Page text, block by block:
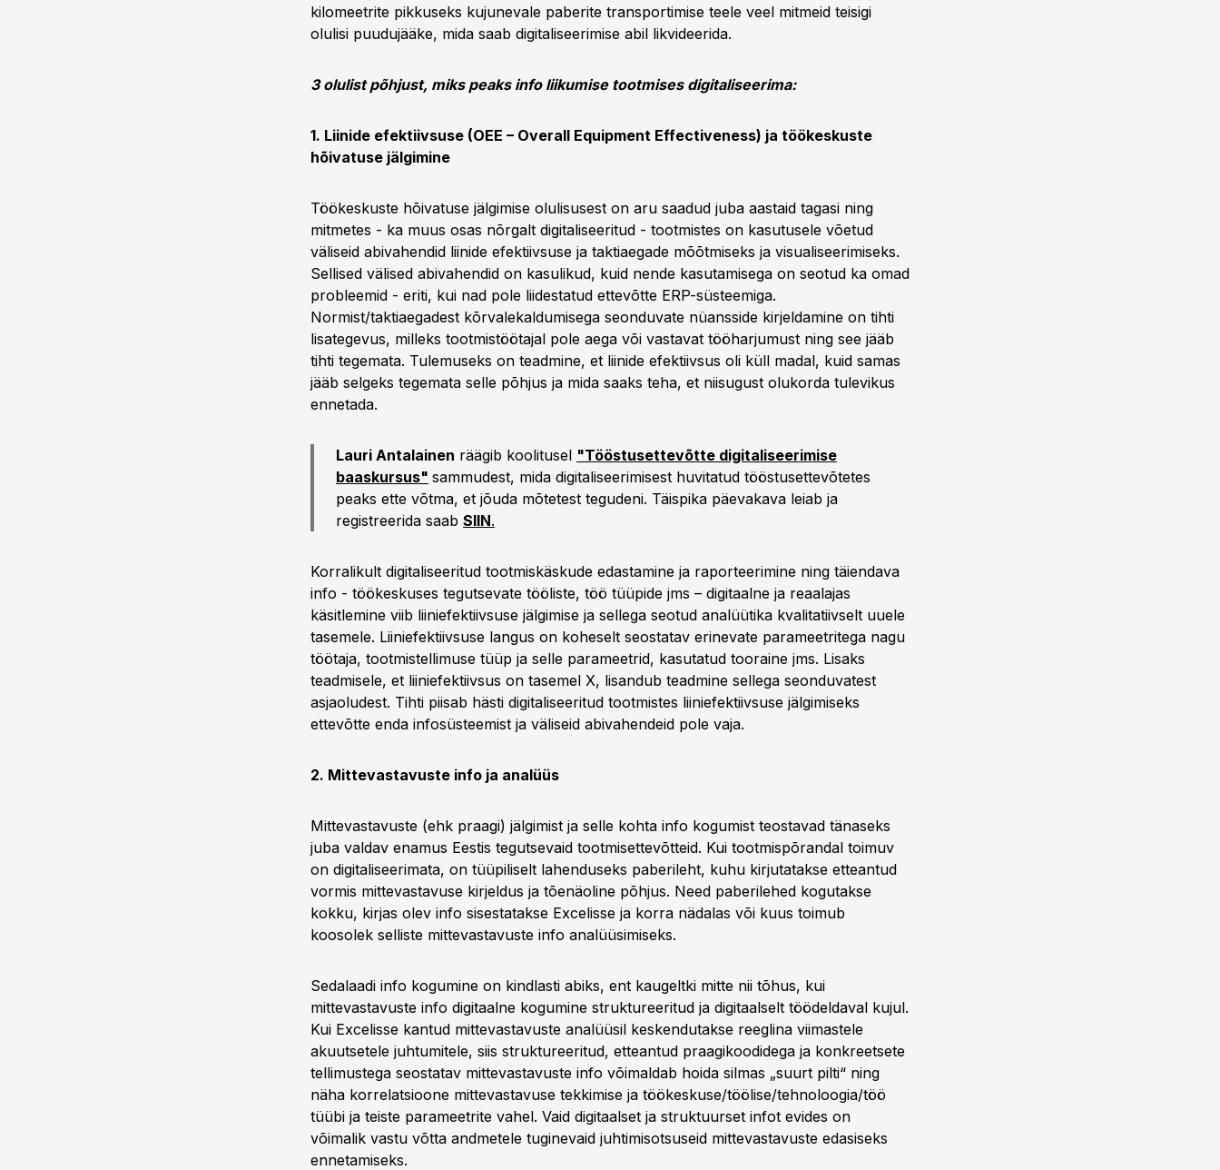
kilomeetrite pikkuseks kujunevale paberite transportimise teele veel mitmeid teisigi
olulisi puudujääke, mida saab digitaliseerimise abil likvideerida.
3 olulist põhjust, miks peaks info liikumise tootmises digitaliseerima:
1. Liinide efektiivsuse (OEE – Overall Equipment Effectiveness) ja töökeskuste
hõivatuse jälgimine
Töökeskuste hõivatuse jälgimise olulisusest on aru saadud juba aastaid tagasi ning
mitmetes - ka muus osas nõrgalt digitaliseeritud - tootmistes on kasutusele võetud
väliseid abivahendid liinide efektiivsuse ja taktiaegade mõõtmiseks ja visualiseerimiseks.
Sellised välised abivahendid on kasulikud, kuid nende kasutamisega on seotud ka omad
probleemid - eriti, kui nad pole liidestatud ettevõtte ERP-süsteemiga.
Normist/taktiaegadest kõrvalekaldumisega seonduvate nüansside kirjeldamine on tihti
lisategevus, milleks tootmistöötajal pole aega või vastavat tööharjumust ning see jääb
tihti tegemata. Tulemuseks on teadmine, et liinide efektiivsus oli küll madal, kuid samas
jääb selgeks tegemata selle põhjus ja mida saaks teha, et niisugust olukorda tulevikus
ennetada.
Lauri Antalainen räägib koolitusel "Tööstusettevõtte digitaliseerimise
baaskursus" sammudest, mida digitaliseerimisest huvitatud tööstusettevõtetes
peaks ette võtma, et jõuda mõtetest tegudeni. Täispika päevakava leiab ja
registreerida saab SIIN.
Korralikult digitaliseeritud tootmiskäskude edastamine ja raporteerimine ning täiendava
info - töökeskuses tegutsevate tööliste, töö tüüpide jms – digitaalne ja reaalajas
käsitlemine viib liiniefektiivsuse jälgimise ja sellega seotud analüütika kvalitatiivselt uuele
tasemele. Liiniefektiivsuse langus on koheselt seostatav erinevate parameetritega nagu
töötaja, tootmistellimuse tüüp ja selle parameetrid, kasutatud tooraine jms. Lisaks
teadmisele, et liiniefektiivsus on tasemel X, lisandub teadmine sellega seonduvatest
asjaoludest. Tihti piisab hästi digitaliseeritud tootmistes liiniefektiivsuse jälgimiseks
ettevõtte enda infosüsteemist ja väliseid abivahendeid pole vaja.
2. Mittevastavuste info ja analüüs
Mittevastavuste (ehk praagi) jälgimist ja selle kohta info kogumist teostavad tänaseks
juba valdav enamus Eestis tegutsevaid tootmisettevõtteid. Kui tootmispõrandal toimuv
on digitaliseerimata, on tüüpiliselt lahenduseks paberileht, kuhu kirjutatakse etteantud
vormis mittevastavuse kirjeldus ja tõenäoline põhjus. Need paberilehed kogutakse
kokku, kirjas olev info sisestatakse Excelisse ja korra nädalas või kuus toimub
koosolek selliste mittevastavuste info analüüsimiseks.
Sedalaadi info kogumine on kindlasti abiks, ent kaugeltki mitte nii tõhus, kui
mittevastavuste info digitaalne kogumine struktureeritud ja digitaalselt töödeldaval kujul.
Kui Excelisse kantud mittevastavuste analüüsil keskendutakse reeglina viimastele
akuutsetele juhtumitele, siis struktureeritud, etteantud praagikoodidega ja konkreetsete
tellimustega seostatav mittevastavuste info võimaldab hoida silmas „suurt pilti“ ning
näha korrelatsioone mittevastavuse tekkimise ja töökeskuse/töölise/tehnoloogia/töö
tüübi ja teiste parameetrite vahel. Vaid digitaalset ja struktuurset infot evides on
võimalik vastu võtta andmetele tuginevaid juhtimisotsuseid mittevastavuste edasiseks
ennetamiseks.